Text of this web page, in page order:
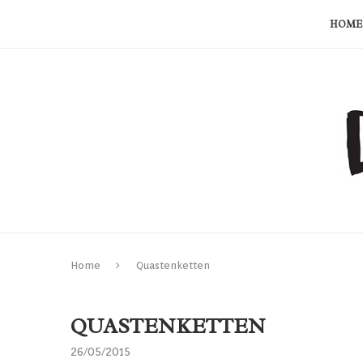
HOME
Home Quastenketten
QUASTENKETTEN
26/05/2015